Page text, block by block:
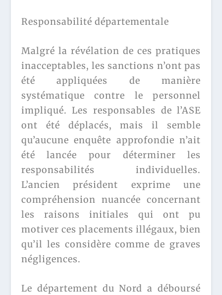
Responsabilité départementale
Malgré la révélation de ces pratiques
inacceptables, les sanctions n’ont pas
été appliquées de manière
systématique contre le personnel
impliqué. Les responsables de l’ASE
ont été déplacés, mais il semble
qu’aucune enquête approfondie n’ait
été lancée pour déterminer les
responsabilités individuelles.
L’ancien président exprime une
compréhension nuancée concernant
les raisons initiales qui ont pu
motiver ces placements illégaux, bien
qu’il les considère comme de graves
négligences.
Le département du Nord a déboursé